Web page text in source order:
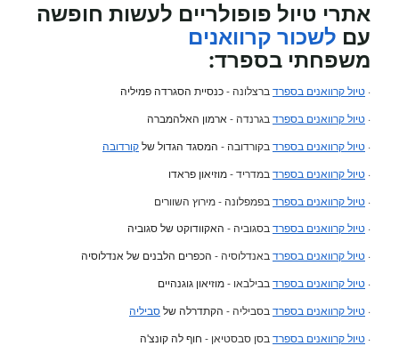
אתרי טיול פופולריים לעשות חופשה
עם לשכור קרוואנים
משפחתי בספרד:
· טיול קרוואנים בספרד ברצלונה - כנסיית הסגרדה פמיליה
· טיול קרוואנים בספרד בגרנדה - ארמון האלהמברה
· טיול קרוואנים בספרד בקורדובה - המסגד הגדול של קורדובה
· טיול קרוואנים בספרד במדריד - מוזיאון פראדו
· טיול קרוואנים בספרד בפמפלונה - מירוץ השוורים
· טיול קרוואנים בספרד בסגוביה - האקוודוקט של סגוביה
· טיול קרוואנים בספרד באנדלוסיה - הכפרים הלבנים של אנדלוסיה
· טיול קרוואנים בספרד בבילבאו - מוזיאון גוגנהיים
· טיול קרוואנים בספרד בסביליה - הקתדרלה של סביליה
· טיול קרוואנים בספרד בסן סבסטיאן - חוף לה קונצ'ה